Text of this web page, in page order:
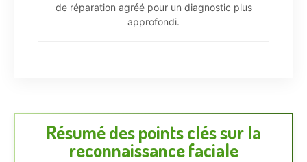
de réparation agréé pour un diagnostic plus
approfondi.
Résumé des points clés sur la
reconnaissance faciale